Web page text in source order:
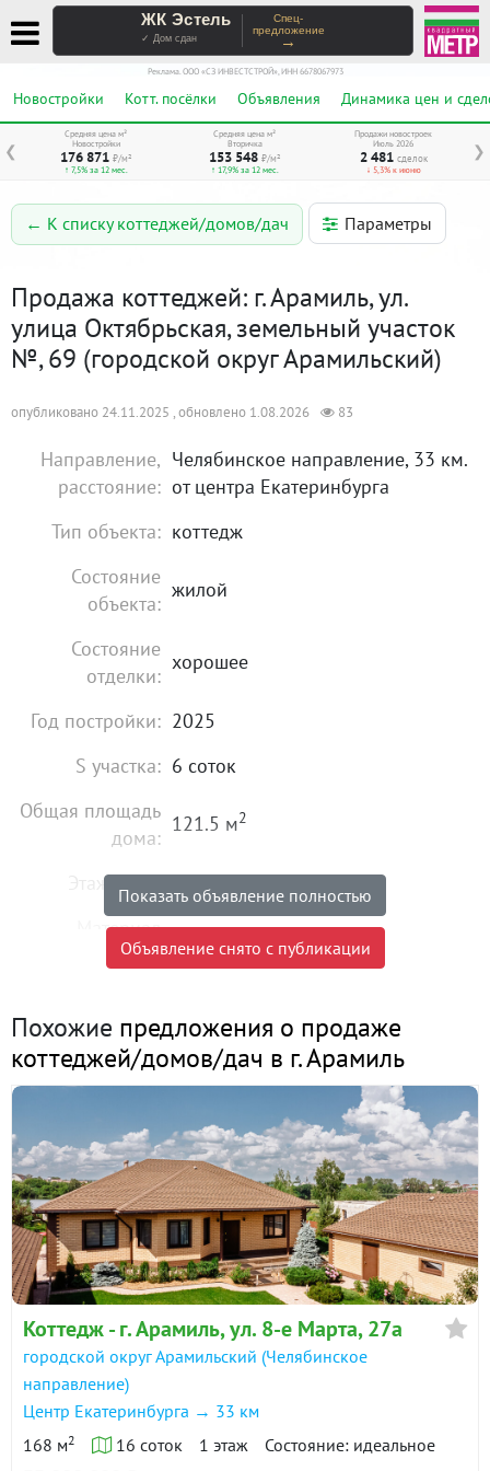
ЖК Эстель
✓ Дом сдан
Спец-
предложение
→
Реклама. ООО «СЗ ИНВЕСТСТРОЙ», ИНН 6678067973
Новостройки Котт. посёлки Объявления Динамика цен и
❮ ❯
Средняя цена м²
Новостройки
176 871 ₽/м²
↑ 7,5% за 12 мес.
Средняя цена м²
Вторичка
153 548 ₽/м²
↑ 17,9% за 12 мес.
Продажи новостроек
Июль 2026
2 481 сделок
↓ 5,3% к июню
← К списку коттеджей/домов/дач Параметры
Продажа коттеджей: г. Арамиль, ул.
улица Октябрьская, земельный участок
№, 69 (городской округ Арамильский)
опубликовано 24.11.2025 , обновлено 1.08.2026 83
Направление,
расстояние:
Челябинское направление, 33 км.
от центра Екатеринбурга
Тип объекта: коттедж
Состояние
объекта:
жилой
Состояние
отделки:
хорошее
Год постройки: 2025
S участка: 6 соток
Общая площадь
дома:
121.5 м2
Этажность: 2
Материал
постройки:
блочный
Водоснабжение: есть
Канализация: есть
Отопление:
есть
Газоснабжение: есть
Водоём рядом: Нет
Цена: 6 000 000₽
Объявление снято с публикации
Ипотека:
Условия
продажи:
Показать объявление полностью
Объявление снято с публикации
Похожие предложения о продаже
коттеджей/домов/дач в г. Арамиль
Коттедж - г. Арамиль, ул. 8-е Марта, 27а
городской округ Арамильский (Челябинское
направление)
Центр Екатеринбурга → 33 км
168 м2 16 соток 1 этаж Состояние: идеальное